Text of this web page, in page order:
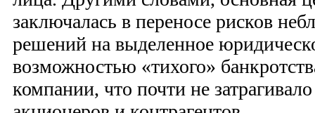
заключалась в переносе рисков
решений на выделенное
возможностью «тихого»
компании, что почти не